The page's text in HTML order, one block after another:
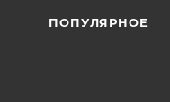
ПОПУЛЯРНОЕ